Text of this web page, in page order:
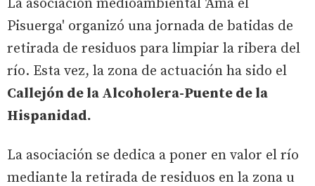
La asociación medioambiental 'Ama el
Pisuerga' organizó una jornada de batidas de
retirada de residuos para limpiar la ribera del
río. Esta vez, la zona de actuación ha sido el
Callejón de la Alcoholera-Puente de la
Hispanidad.
La asociación se dedica a poner en valor el río
mediante la retirada de residuos en la zona u